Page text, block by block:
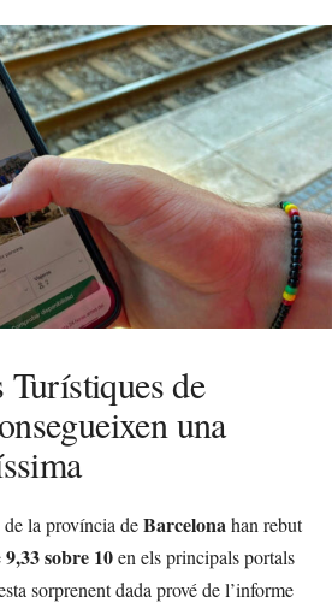
Turístiques de
una
la província deBarcelonahan rebut
9,33 sobre 10en els principals portals
sorprenent dada prové de l’informe